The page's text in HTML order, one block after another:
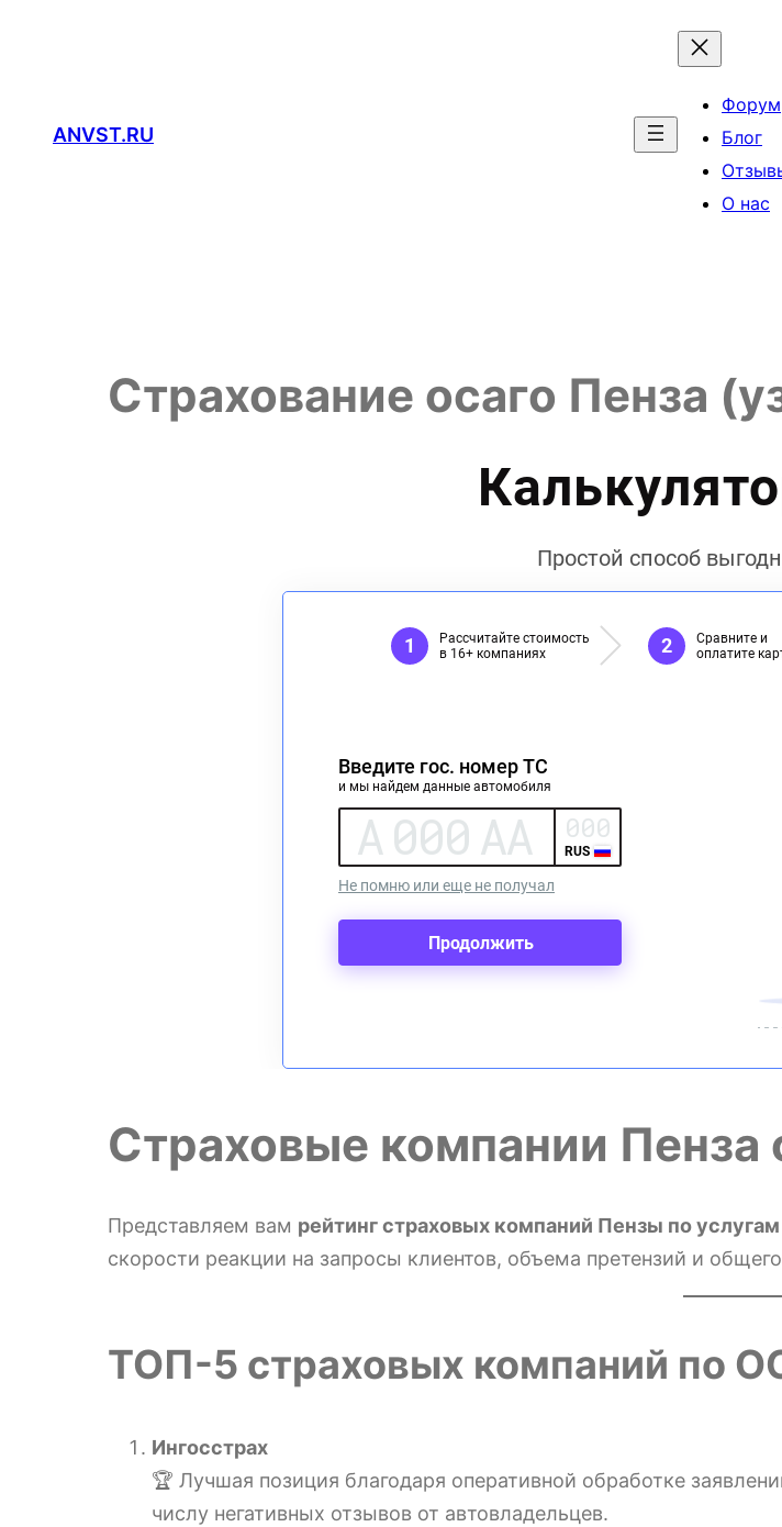
ANVST.RU
Форум
Блог
О нас
Страхование осаго Пенза
Страховые компании Пенза
Представляем вам рейтинг страховых компаний Пензы по
скорости реакции на запросы клиентов, объема претензий и
ТОП-5 страховых компаний по
Ингосстрах
🏆 Лучшая позиция благодаря оперативной обработке
числу негативных отзывов от автовладельцев.